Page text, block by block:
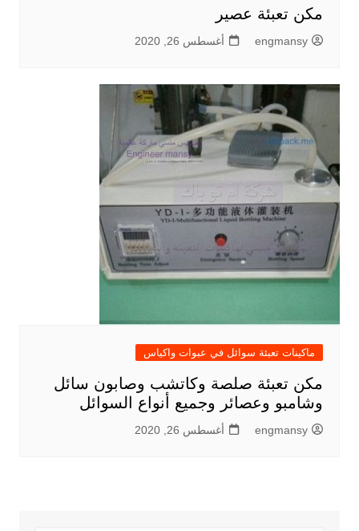
مكن تعبئة عصير
engmansy أغسطس 26, 2020
ماكينات تعبئة سوائل في عبوات واكياس
مكن تعبئة صلصة وكاتشب وصابون سائل
وشامبو وعصائر وجميع أنواع السوائل
engmansy أغسطس 26, 2020